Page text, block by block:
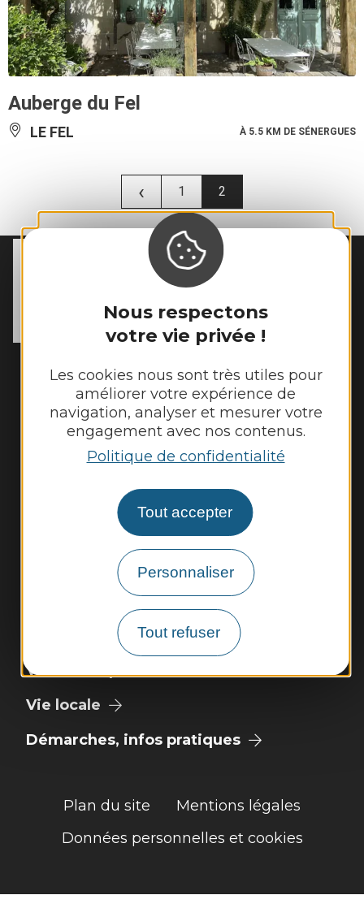
Nous respectons
votre vie privée !
Les cookies nous sont très utiles pour
améliorer votre expérience de
navigation, analyser et mesurer votre
engagement avec nos contenus.
Politique de confidentialité
Tout accepter
Personnaliser
Tout refuser
Auberge du Fel
LE FEL À 5.5 KM DE SÉNERGUES
‹ 1 2
MAIRIE DESÉNERGUES
54 rue des Écoles
12320 Sénergues
Tél. :05 65 69 85 72
Horaires d'ouverture :
Lundi : 9h - 12h
Mardi : 9h - 12h et 14h - 17h
Mercredi : 9h - 12h
Jeudi : 9h - 12h et 14h - 17h
Vendredi : 9h - 12h
Nous contacter
Vie municipale
Vie locale
Démarches, infos pratiques
Plan du site
Mentions légales
Données personnelles et cookies